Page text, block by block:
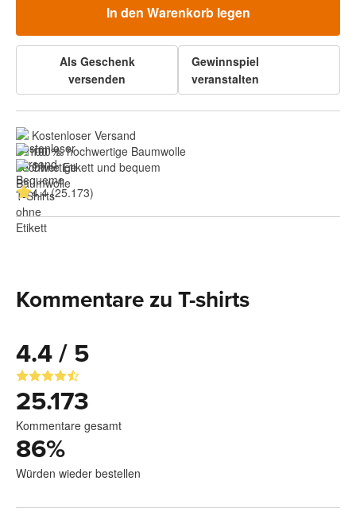
In den Warenkorb legen
Als Geschenk
versenden
Gewinnspiel
veranstalten
Kostenloser Versand
100 % hochwertige Baumwolle
Ohne Etikett und bequem
4.4 (25.173)
Kommentare zu T-shirts
4.4 / 5
25.173
Kommentare gesamt
86%
Würden wieder bestellen